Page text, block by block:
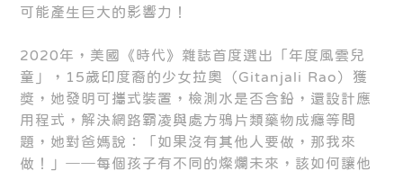
可能產生巨大的影響力！
2020年，美國《時代》雜誌首度選出「年度風雲兒
童」，15歲印度裔的少女拉奧（Gitanjali Rao）獲
獎，她發明可攜式裝置，檢測水是否含鉛，還設計應
用程式，解決網路霸凌與處方鴉片類藥物成癮等問
題，她對爸媽說：「如果沒有其他人要做，那我來
做！」──每個孩子有不同的燦爛未來，該如何讓他